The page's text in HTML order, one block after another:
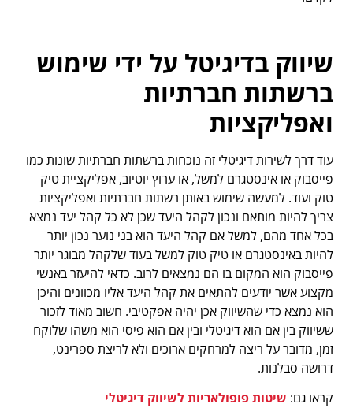
שיווק בדיגיטל על ידי שימוש
ברשתות חברתיות
ואפליקציות
עוד דרך לשירות דיגיטלי זה נוכחות ברשתות חברתיות שונות כמו
פייסבוק או אינסטגרם למשל, או ערוץ יוטיוב, אפליקציית טיק
טוק ועוד. למעשה שימוש באותן רשתות חברתיות ואפליקציות
צריך להיות מותאם ונכון לקהל היעד שכן לא כל קהל יעד נמצא
בכל אחד מהם, למשל אם קהל היעד הוא בני נוער נכון יותר
להיות באינסטגרם או טיק טוק למשל בעוד שלקהל מבוגר יותר
פייסבוק הוא המקום בו הם נמצאים לרוב. כדאי להיעזר באנשי
מקצוע אשר יודעים להתאים את קהל היעד אליו מכוונים והיכן
הוא נמצא כדי שהשיווק אכן יהיה אפקטיבי. חשוב מאוד לזכור
ששיווק בין אם הוא דיגיטלי ובין אם הוא פיסי הוא משהו שלוקח
זמן, מדובר על ריצה למרחקים ארוכים ולא לריצת ספרינט,
דרושה סבלנות.
קראו גם: שיטות פופולאריות לשיווק דיגיטלי